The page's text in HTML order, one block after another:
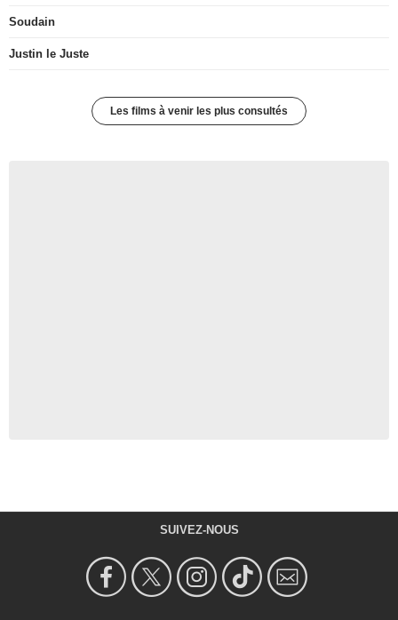
Soudain
Justin le Juste
Les films à venir les plus consultés
SUIVEZ-NOUS